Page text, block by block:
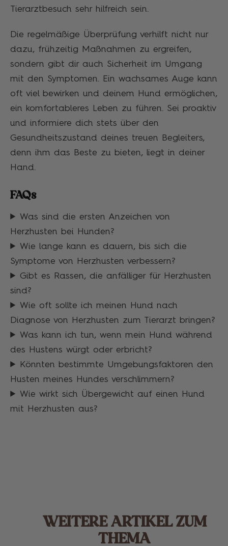
Tierarztbesuch sehr hilfreich sein.
Die regelmäßige Überprüfung verhilft nicht nur
dazu, frühzeitig Maßnahmen zu ergreifen,
sondern gibt dir auch Sicherheit im Umgang
mit den Symptomen. Ein wachsames Auge kann
oft viel bewirken und deinem Hund ermöglichen,
ein komfortableres Leben zu führen. Sei proaktiv
und informiere dich stets über den
Gesundheitszustand deines treuen Begleiters,
denn ihm das Beste zu bieten, liegt in deiner
Hand.
FAQs
Was sind die ersten Anzeichen von
Herzhusten bei Hunden?
Wie lange kann es dauern, bis sich die
Symptome von Herzhusten verbessern?
Gibt es Rassen, die anfälliger für Herzhusten
sind?
Wie oft sollte ich meinen Hund nach
Diagnose von Herzhusten zum Tierarzt bringen?
Was kann ich tun, wenn mein Hund während
des Hustens würgt oder erbricht?
Könnten bestimmte Umgebungsfaktoren den
Husten meines Hundes verschlimmern?
Wie wirkt sich Übergewicht auf einen Hund
mit Herzhusten aus?
WEITERE ARTIKEL ZUM
THEMA